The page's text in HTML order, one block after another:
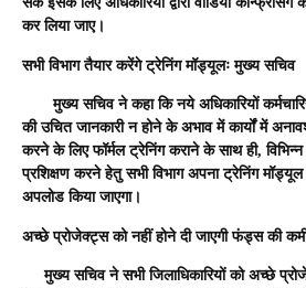
कर लिया जाए।
सभी विभाग तैयार करेंगे ट्रेनिंग मॉड्यूलः मुख्य सचिव
मुख्य सचिव ने कहा कि नये अधिकारियों
की उचित जानकारी न होने के अभाव में कार्यों में
करने के लिए फॉर्मल ट्रेनिंग कराने के साथ ही, विभिन्न
प्रशिक्षण करने हेतु सभी विभाग अपना ट्रेनिंग
अपलोड किया जाएगा।
अच्छे प्रोजेक्ट्स को नहीं होने दी जाएगी फंड्स की
मुख्य सचिव ने सभी जिलाधिकारियों को अच्छे